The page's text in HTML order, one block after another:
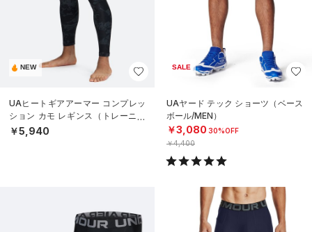
NEW
UAヒートギアアーマー コンプレッ
ション カモ レギンス（トレーニン
グ/MEN）
￥5,940
SALE
UAヤード テック ショーツ（ベース
ボール/MEN）
￥3,080 30%OFF
￥4,400